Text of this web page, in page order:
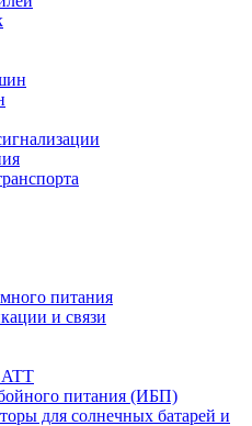
питания
и связи
питания (ИБП)
для солнечных батарей и